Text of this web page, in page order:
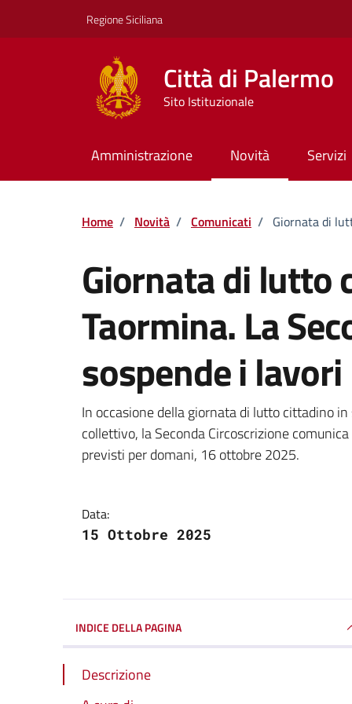
Regione Siciliana
Città di Palermo
Sito Istituzionale
Amministrazione Novità Servizi
Home / Novità / Comunicati / Giornata di
Giornata di lutto
Taormina. La
sospende i lavori
Dettagli della
In occasione della giornata di lutto cittadino
collettivo, la Seconda Circoscrizione
previsti per domani, 16 ottobre 2025.
Data:
15 Ottobre 2025
INDICE DELLA PAGINA
Descrizione